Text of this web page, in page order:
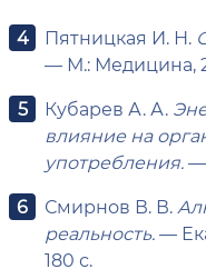
Пятницкая И. Н.
— М.: Медицина,
Кубарев А. А.
влияние на
употребления.—
Смирнов В. В.
реальность.—
180 с.